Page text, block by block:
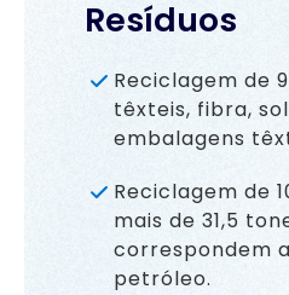
Resíduos
Reciclagem de
têxteis, fibra,
embalagens
Reciclagem de
mais de 31,5
correspondem
petróleo.